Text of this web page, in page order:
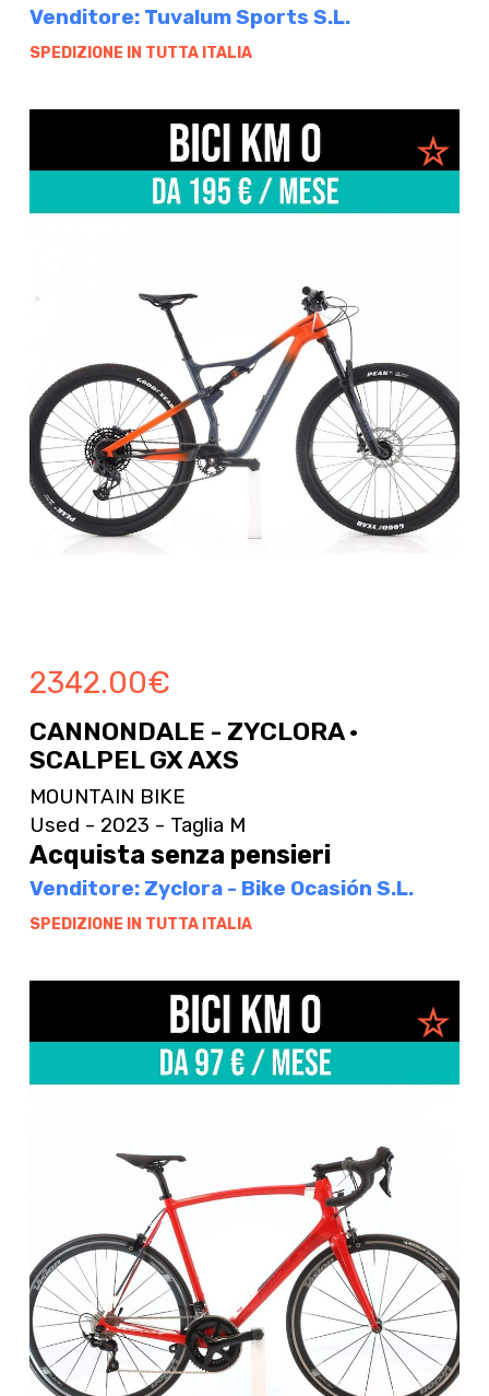
Venditore: Tuvalum Sports S.L.
SPEDIZIONE IN TUTTA ITALIA
2342.00€
CANNONDALE - ZYCLORA ·
SCALPEL GX AXS
MOUNTAIN BIKE
Used - 2023 - Taglia M
Acquista senza pensieri
Venditore: Zyclora - Bike Ocasión S.L.
SPEDIZIONE IN TUTTA ITALIA